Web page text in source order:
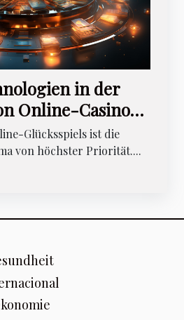
in der
Online-Casino
Glücksspiels ist die
von höchster Priorität....